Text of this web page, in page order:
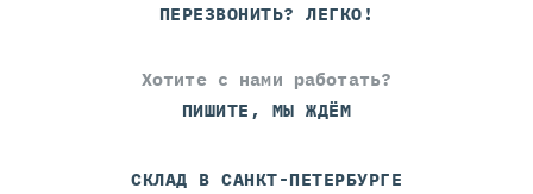
ПЕРЕЗВОНИТЬ? ЛЕГКО!
Хотите с нами работать?
ПИШИТЕ, МЫ ЖДЁМ
СКЛАД В САНКТ-ПЕТЕРБУРГЕ